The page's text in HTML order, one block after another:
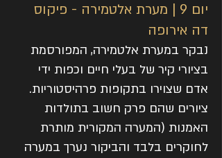
יום 9 | מערת אלטמירה - פיקוס
דה אירופה
נבקר במערת אלטמירה, המפורסמת
בציורי קיר של בעלי חיים וכפות ידי
אדם שצוירו בתקופות פרהיסטוריות.
ציורים שהם פרק חשוב בתולדות
האמנות (המערה המקורית מותרת
לחוקרים בלבד והביקור נערך במערה